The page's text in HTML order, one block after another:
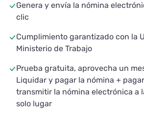
Genera y envía la nómina
clic
Cumplimiento garantizado con la
Ministerio de Trabajo
Prueba gratuita, aprovecha un
Liquidar y pagar la nómina +
transmitir la nómina electrónica a
solo lugar